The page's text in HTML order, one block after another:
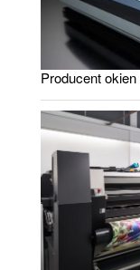
Producent